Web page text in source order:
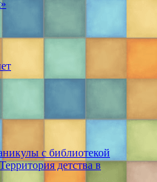
с библиотекой
детства в